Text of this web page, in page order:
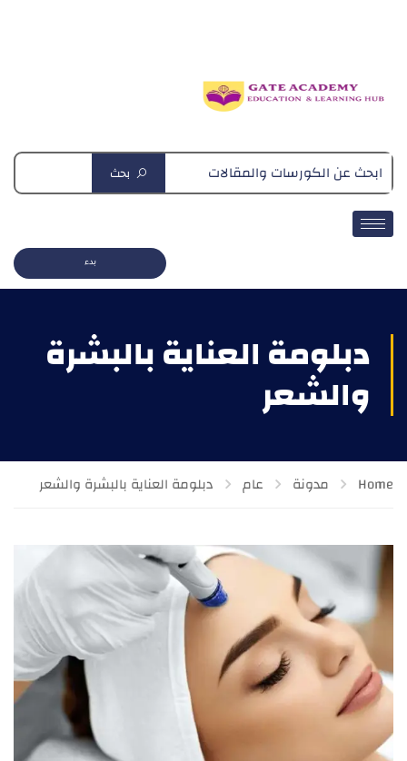
بحث
بدء
دبلومة العناية بالبشرة
والشعر
Home مدونة عام دبلومة العناية بالبشرة والشعر